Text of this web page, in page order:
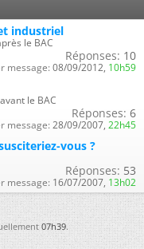
industriel
le BAC
Réponses: 10
message: 08/09/2012, 10h59
le BAC
Réponses: 6
message: 28/09/2007, 22h45
vous ?
Réponses: 53
message: 16/07/2007, 13h02
07h39.